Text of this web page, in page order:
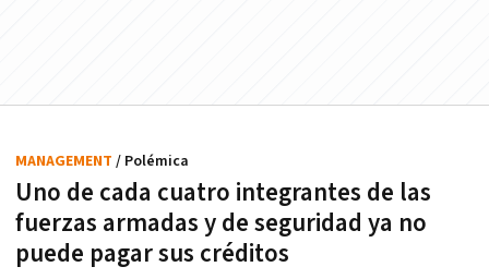
Uno de cada cuatro integrantes de las
fuerzas armadas y de seguridad ya no
puede pagar sus créditos
MANAGEMENT / Polémica